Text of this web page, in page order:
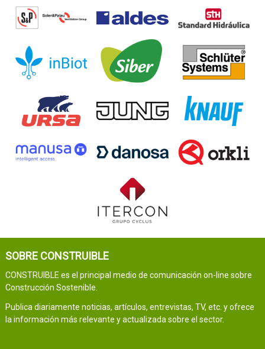
SOBRE CONSTRUIBLE
CONSTRUIBLE es el principal medio de comunicación on-line sobre
Construcción Sostenible.
Publica diariamente noticias, artículos, entrevistas, TV, etc. y ofrece
la información más relevante y actualizada sobre el sector.